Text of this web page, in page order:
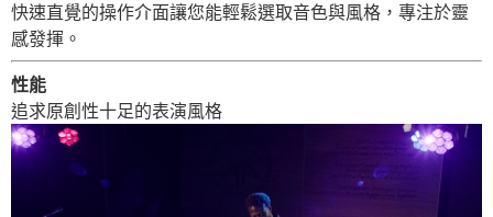
快速直覺的操作介面讓您能輕鬆選取音色與風格，專注於靈
感發揮。
性能
追求原創性十足的表演風格